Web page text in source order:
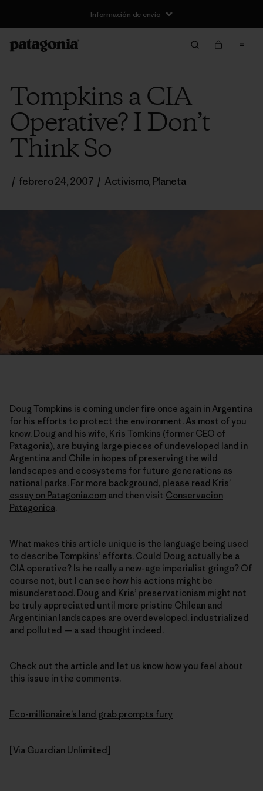
Información de envío
Tompkins a CIA
Operative? I Don’t
Think So
/ febrero 24, 2007 / Activismo, Planeta
Doug Tompkins is coming under fire once again in Argentina
for his efforts to protect the environment. As most of you
know, Doug and his wife, Kris Tomkins (former CEO of
Patagonia), are buying large pieces of undeveloped land in
Argentina and Chile in hopes of preserving the wild
landscapes and ecosystems for future generations as
national parks. For more background, please read Kris’
essay on Patagonia.com and then visit Conservacion
Patagonica.
What makes this article unique is the language being used
to describe Tompkins’ efforts. Could Doug actually be a
CIA operative? Is he really a new-age imperialist gringo? Of
course not, but I can see how his actions might be
misunderstood. Doug and Kris’ preservationism might not
be truly appreciated until more pristine Chilean and
Argentinian landscapes are overdeveloped, industrialized
and polluted — a sad thought indeed.
Check out the article and let us know how you feel about
this issue in the comments.
Eco-millionaire’s land grab prompts fury
[Via Guardian Unlimited]